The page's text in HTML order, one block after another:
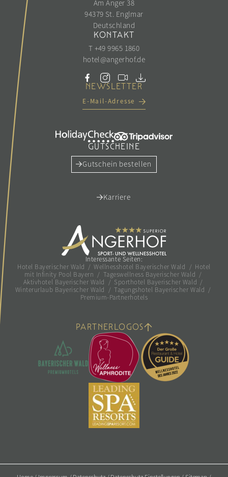
Am Anger 38
94379 St. Englmar
Deutschland
KONTAKT
T +49 9965 1860
hotel@angerhof.de
NEWSLETTER
E-Mail-Adresse
GUTSCHEINE
Gutschein bestellen
Karriere
Interessante Seiten:
Hotel Bayerischer Wald
/ Wellnesshotel Bayerischer Wald / Hotel
mit Infinity Pool Bayern / Tageswellness Bayerischer Wald
/
Aktivhotel Bayerischer Wald
/ Sporthotel Bayerischer Wald /
Winterurlaub Bayerischer Wald
/ Tagungshotel Bayerischer Wald
/
Premium-Partnerhotels
PARTNERLOGOS